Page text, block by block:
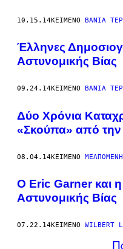
10.15.14ΚΕΊΜΕΝΟ ΒΆΝΙΑ
Έλληνες
Αστυνομικής Βίας
09.24.14ΚΕΊΜΕΝΟ ΒΆΝΙΑ
Δύο Xρόνια
«Σκούπα» από την
08.04.14ΚΕΊΜΕΝΟ
O Eric Garner και
Αστυνομικής Βίας
07.22.14ΚΕΊΜΕΝΟ WILBERT